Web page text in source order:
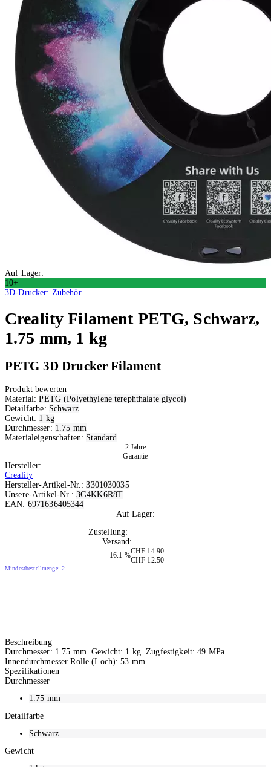
Auf Lager:
10+
3D-Drucker: Zubehör
Creality Filament PETG, Schwarz,
1.75 mm, 1 kg
PETG 3D Drucker Filament
Produkt bewerten
Material:PETG (Polyethylene terephthalate glycol)
Detailfarbe: Schwarz
Gewicht: 1 kg
Durchmesser: 1.75 mm
Materialeigenschaften: Standard
2 Jahre
Garantie
Hersteller:
Creality
Hersteller-Artikel-Nr.:3301030035
Unsere-Artikel-Nr.: 3G4KK6R8T
EAN: 6971636405344
Auf Lager:
Zustellung:
Versand:
-16.1 %
CHF 14.90
CHF 12.50
Mindestbestellmenge: 2
Beschreibung
Durchmesser: 1.75 mm. Gewicht: 1 kg. Zugfestigkeit: 49 MPa.
Innendurchmesser Rolle (Loch): 53 mm
Spezifikationen
Durchmesser
1.75 mm
Detailfarbe
Schwarz
Gewicht